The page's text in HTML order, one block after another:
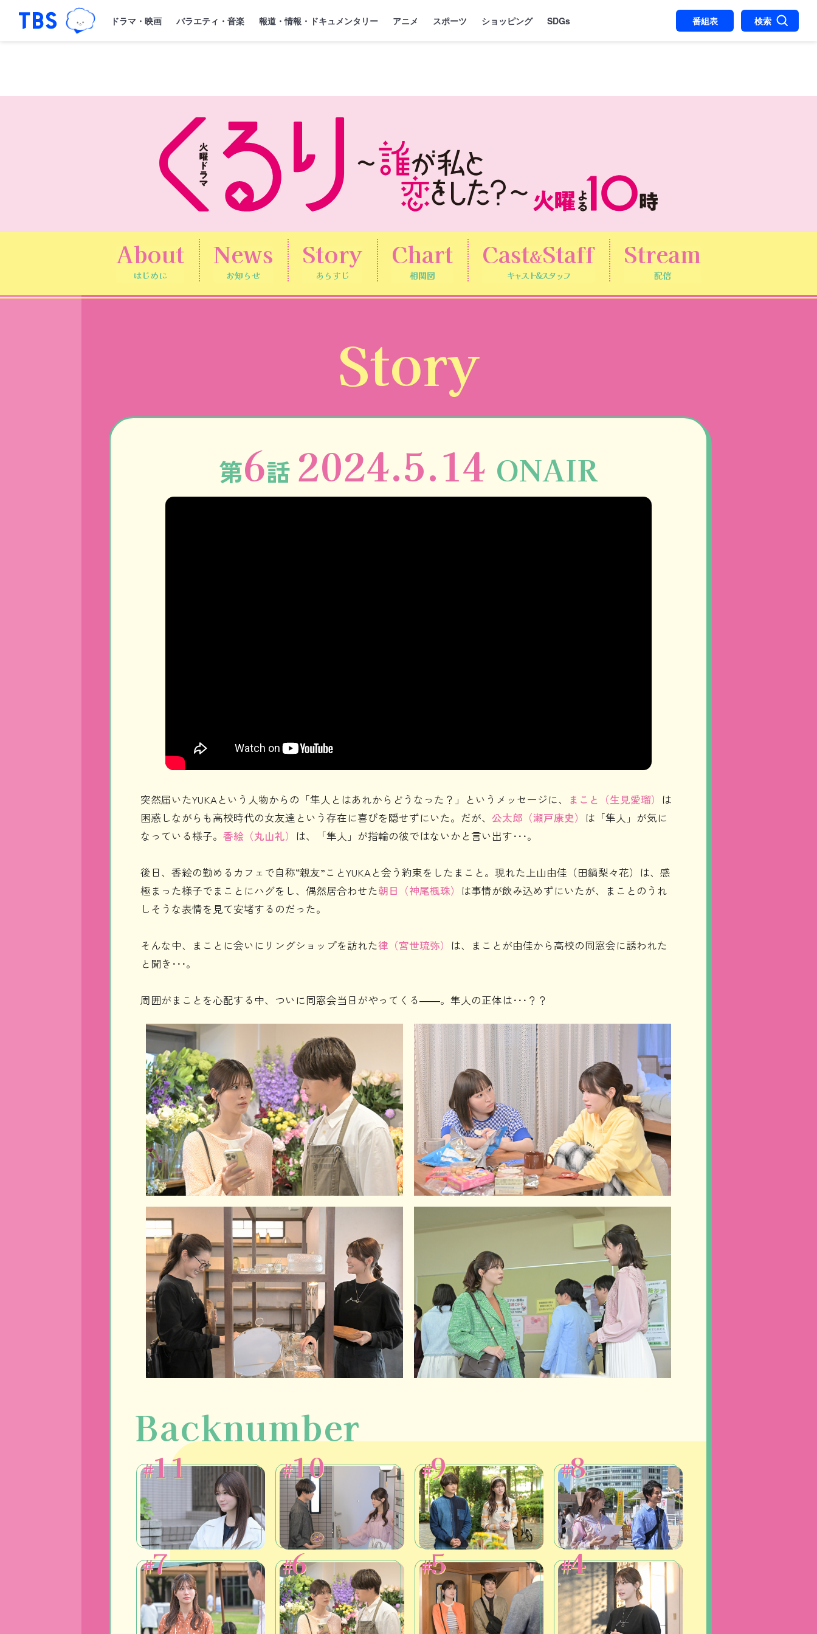
「TBSテレビ｜ときめくときを。」トップページ
TBSグループキャラクター『ワクティ』
ドラマ・映画 バラエティ・音楽 報道・情報・ドキュメンタリー アニメ スポーツ ショッピング SDGs 番組表 検索
About
はじめに
News
お知らせ
Story
あらすじ
Chart
相関図
Cast&Staff
キャスト&スタッフ
Stream
配信
Story
第6話 2024.5.14 ONAIR
突然届いたYUKAという人物からの「隼人とはあれからどうなった？」というメッセージに、 まこと（生見愛瑠）
は
困惑しながらも高校時代の女友達という存在に喜びを隠せずにいた。だが、 公太郎（瀬戸康史）
は「隼人」が気に
なっている様子。 香絵（丸山礼） は、「隼人」が指輪の彼ではないかと言い出す･･･。
後日、香絵の勤めるカフェで自称“親友”ことYUKAと会う約束をしたまこと。現れた上山由佳（田鍋梨々花）は、感
極まった様子でまことにハグをし、偶然居合わせた朝日（神尾楓珠）
は事情が飲み込めずにいたが、まことのうれ
しそうな表情を見て安堵するのだった。
そんな中、まことに会いにリングショップを訪れた律（宮世琉弥）
は、まことが由佳から高校の同窓会に誘われた
と聞き･･･。
周囲がまことを心配する中、ついに同窓会当日がやってくる――。隼人の正体は･･･？？
Backnumber
#11 #10 #9 #8
#7 #6 #5 #4